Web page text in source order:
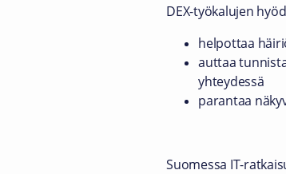
DEX-työkalujen
helpottaa
auttaa
yhteydessä
parantaa
Suomessa IT-